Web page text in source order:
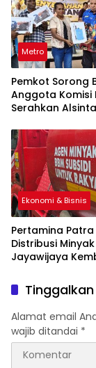
Metro
Pemkot Sorong
Anggota Komisi
Serahkan
Ekonomi & Bisnis
Pertamina
Distribusi
Jayawijaya
Alamat email
wajib ditandai *